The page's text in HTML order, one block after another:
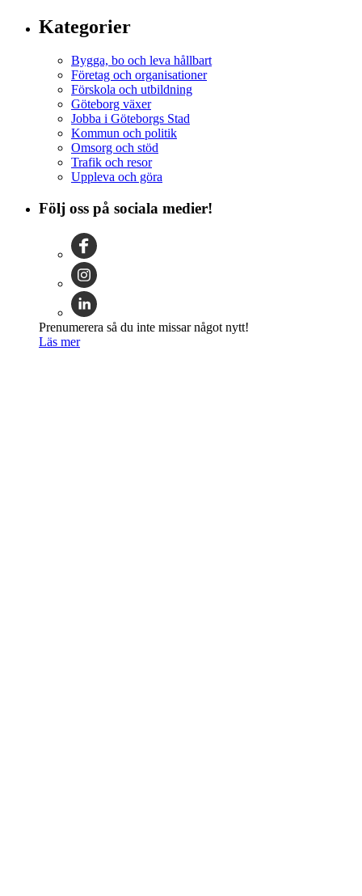
Kategorier
Bygga, bo och leva hållbart
Företag och organisationer
Förskola och utbildning
Göteborg växer
Jobba i Göteborgs Stad
Kommun och politik
Omsorg och stöd
Trafik och resor
Uppleva och göra
Följ oss på sociala medier!
Prenumerera så du inte missar något nytt!
Läs mer